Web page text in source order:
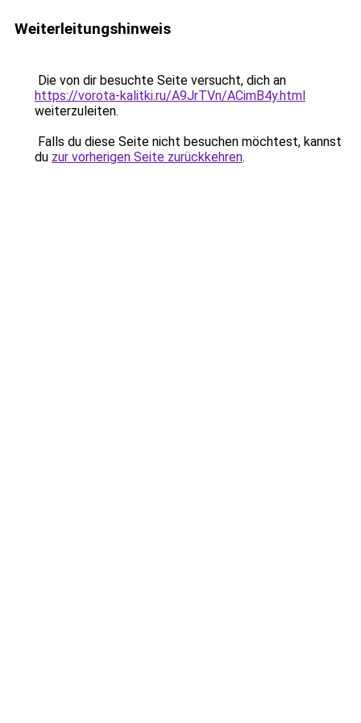
Weiterleitungshinweis
Die von dir besuchte Seite versucht, dich an
https://vorota-kalitki.ru/A9JrTVn/ACimB4y.html
weiterzuleiten.
Falls du diese Seite nicht besuchen möchtest, kannst
du zur vorherigen Seite zurückkehren.